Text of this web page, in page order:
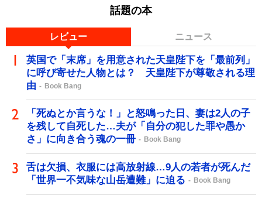
話題の本
レビュー ニュース
英国で「末席」を用意された天皇陛下を「最前列」
に呼び寄せた人物とは？ 天皇陛下が尊敬される理
由
Book Bang
「死ぬとか言うな！」と怒鳴った日、妻は2人の子
を残して自死した…夫が「自分の犯した罪や愚か
さ」に向き合う魂の一冊
Book Bang
舌は欠損、衣服には高放射線…9人の若者が死んだ
「世界一不気味な山岳遭難」に迫る
Book Bang